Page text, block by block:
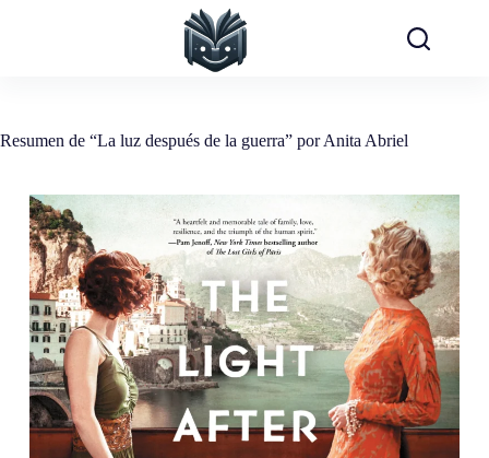
Resumen de “La luz después de la guerra” por Anita Abriel